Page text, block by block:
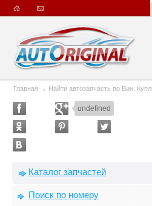
Главная → Найти автозапчасть по Вин.
undefined
Каталог запчастей
Поиск по номеру